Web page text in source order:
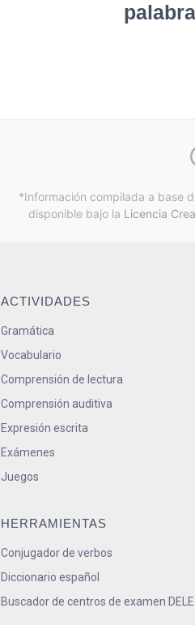
*Información compilada a base
disponible bajo la Licencia
ACTIVIDADES
Gramática
Vocabulario
Comprensión de lectura
Comprensión auditiva
Expresión escrita
Exámenes
Juegos
HERRAMIENTAS
Conjugador de verbos
Diccionario español
Buscador de centros de examen DELE